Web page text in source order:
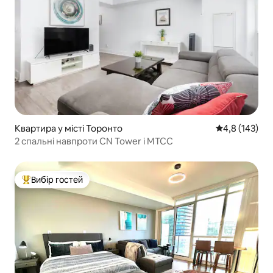
Квартира у місті Торонто Середня
4,8 (143)
2 спальні навпроти CN Tower і MTCC
Топ вибір гостей
Вибір гостей